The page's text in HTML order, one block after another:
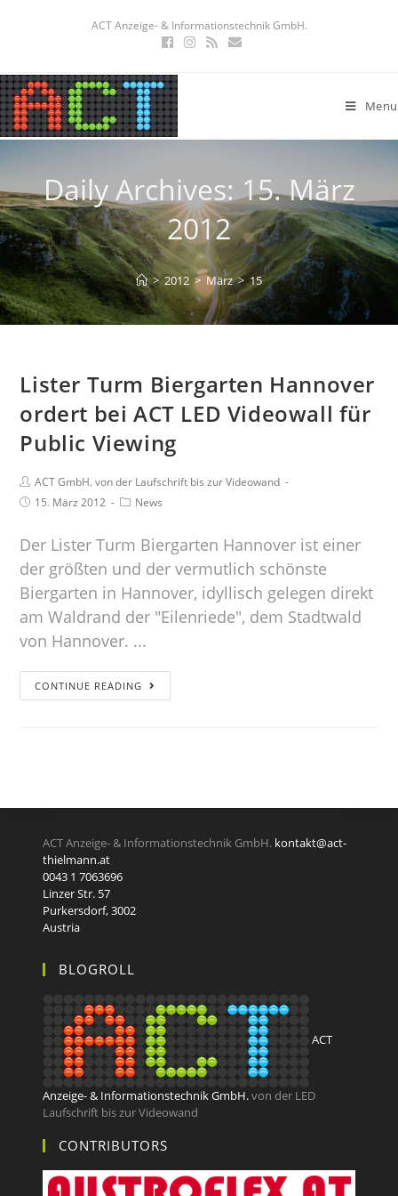
ACT Anzeige- & Informationstechnik GmbH.
Menu
Daily Archives: 15. März
2012
> 2012 > März > 15
Lister Turm Biergarten Hannover
ordert bei ACT LED Videowall für
Public Viewing
ACT GmbH. von der Laufschrift bis zur Videowand
15. März 2012
News
Der Lister Turm Biergarten Hannover ist einer
der größten und der vermutlich schönste
Biergarten in Hannover, idyllisch gelegen direkt
am Waldrand der "Eilenriede", dem Stadtwald
von Hannover. ...
CONTINUE READING
ACT Anzeige- & Informationstechnik GmbH. kontakt@act-
thielmann.at
0043 1 7063696
Linzer Str. 57
Purkersdorf,3002
Austria
BLOGROLL
ACT
Anzeige- & Informationstechnik GmbH.von der LED
Laufschrift bis zur Videowand
CONTRIBUTORS